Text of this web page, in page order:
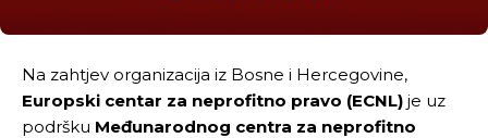
Na zahtjev organizacija iz Bosne i Hercegovine,
Europski centar za neprofitno pravo (ECNL) je uz
podršku Međunarodnog centra za neprofitno